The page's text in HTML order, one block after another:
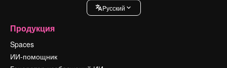
Pусский
Продукция
Spaces
ИИ-помощник